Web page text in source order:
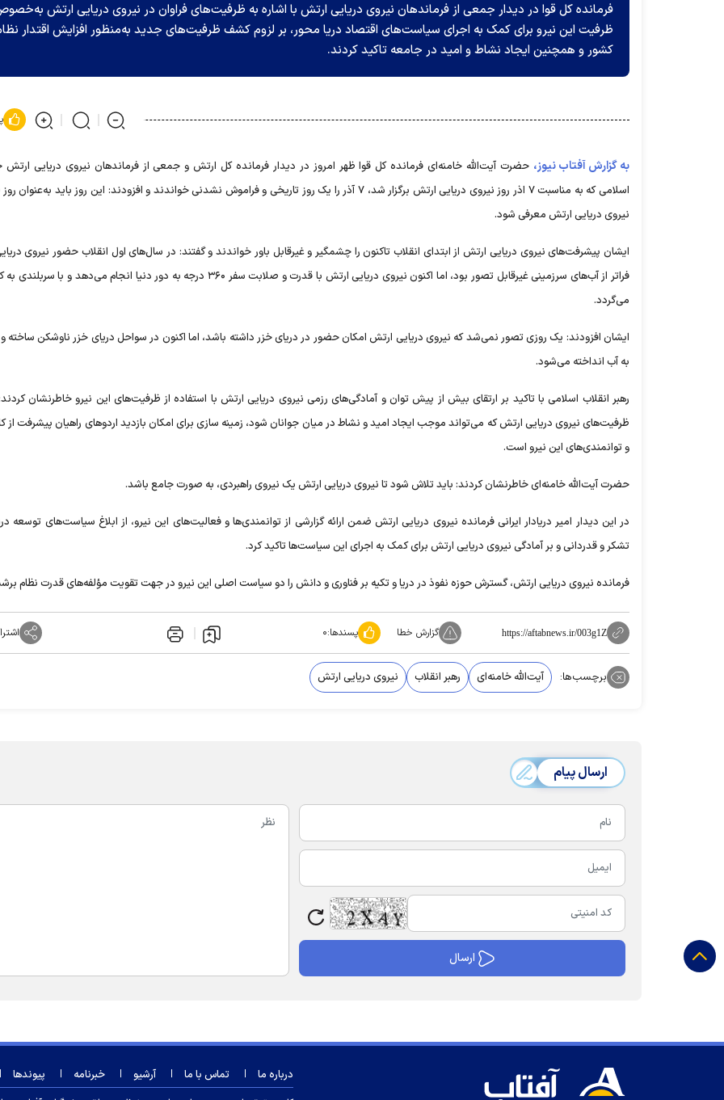
فرمانده کل قوا در دیدار جمعی از فرماندهان نیروی دریایی ارتش با اشاره به ظرفیت‌های فراوان در نیروی دریایی ارتش
ظرفیت این نیرو برای کمک به اجرای سیاست‌های اقتصاد دریا محور، بر لزوم کشف ظرفیت‌های جدید به‌منظور افزایش اقتدار
کشور و همچنین ایجاد نشاط و امید در جامعه تاکید کردند.
به گزارش آفتاب نیوز، حضرت آیت‌الله خامنه‌ای فرمانده کل قوا ظهر امروز در دیدار فرمانده کل ارتش و جمعی از فرماندهان نیروی دریایی
اسلامی که به مناسبت ۷ اذر روز نیروی دریایی ارتش برگزار شد، ۷ آذر را یک روز تاریخی و فراموش نشدنی خواندند و افزودند: این روز باید
نیروی دریایی ارتش معرفی شود.
ایشان پیشرفت‌های نیروی دریایی ارتش از ابتدای انقلاب تاکنون را چشمگیر و غیرقابل باور خواندند و گفتند: در سال‌های اول انقلاب حضور نیروی
فراتر از آب‌های سرزمینی غیرقابل تصور بود، اما اکنون نیروی دریایی ارتش با قدرت و صلابت سفر ۳۶۰ درجه به دور دنیا انجام می‌دهد و
می‌گردد.
ایشان افزودند: یک روزی تصور نمی‌شد که نیروی دریایی ارتش امکان حضور در دریای خزر داشته باشد، اما اکنون در سواحل دریای خزر ناوشکن ساخته و
به آب انداخته می‌شود.
رهبر انقلاب اسلامی با تاکید بر ارتقای بیش از پیش توان و آمادگی‌های رزمی نیروی دریایی ارتش با استفاده از ظرفیت‌های این نیرو خاطرنشان
ظرفیت‌های نیروی دریایی ارتش که می‌تواند موجب ایجاد امید و نشاط در میان جوانان شود، زمینه سازی برای امکان بازدید اردو‌های راهیان پیشرفت از
و توانمندی‌های این نیرو است.
حضرت آیت‌الله خامنه‌ای خاطرنشان کردند: باید تلاش شود تا نیروی دریایی ارتش یک نیروی راهبردی، به صورت جامع باشد.
در این دیدار امیر دریادار ایرانی فرمانده نیروی دریایی ارتش ضمن ارائه گزارشی از توانمندی‌ها و فعالیت‌های این نیرو، از ابلاغ سیاست‌های توسعه
تشکر و قدردانی و بر آمادگی نیروی دریایی ارتش برای کمک به اجرای این سیاست‌ها تاکید کرد.
فرمانده نیروی دریایی ارتش، گسترش حوزه نفوذ در دریا و تکیه بر فناوری و دانش را دو سیاست اصلی این نیرو در جهت تقویت مؤلفه‌های قدرت نظام
https://aftabnews.ir/003g1Z گزارش خطا پسندها:۰
برچسب‌ها: آیت‌الله خامنه‌ای رهبر انقلاب نیروی دریایی ارتش
ارسال پیام
درباره ما تماس با ما آرشیو خبرنامه پیوندها